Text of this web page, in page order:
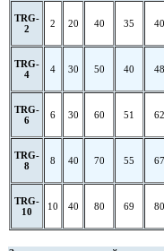
TRG-
2
2 20 40 35 40
TRG-
4
4 30 50 40 48
TRG-
6
6 30 60 51 62
TRG-
8
8 40 70 55 67
TRG-
10
10 40 80 69 80